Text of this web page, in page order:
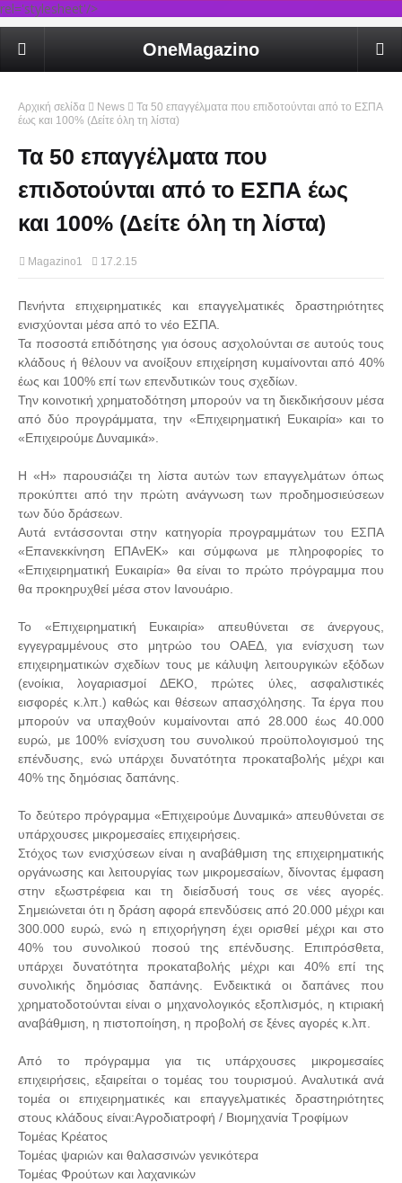
rel='stylesheet'/>
OneMagazino
Αρχική σελίδα News
Τα 50 επαγγέλματα που επιδοτούνται από το ΕΣΠΑ
έως και 100% (Δείτε όλη τη λίστα)
Τα 50 επαγγέλματα που
επιδοτούνται από το ΕΣΠΑ έως
και 100% (Δείτε όλη τη λίστα)
Magazino1 17.2.15
Πενήντα επιχειρηματικές και επαγγελματικές δραστηριότητες
ενισχύονται μέσα από το νέο ΕΣΠΑ.
Τα ποσοστά επιδότησης για όσους ασχολούνται σε αυτούς τους
κλάδους ή θέλουν να ανοίξουν επιχείρηση κυμαίνονται από 40%
έως και 100% επί των επενδυτικών τους σχεδίων.
Την κοινοτική χρηματοδότηση μπορούν να τη διεκδικήσουν μέσα
από δύο προγράμματα, την «Επιχειρηματική Ευκαιρία» και το
«Επιχειρούμε Δυναμικά».
Η «Η» παρουσιάζει τη λίστα αυτών των επαγγελμάτων όπως
προκύπτει από την πρώτη ανάγνωση των προδημοσιεύσεων
των δύο δράσεων.
Αυτά εντάσσονται στην κατηγορία προγραμμάτων του ΕΣΠΑ
«Επανεκκίνηση ΕΠΑνΕΚ» και σύμφωνα με πληροφορίες το
«Επιχειρηματική Ευκαιρία» θα είναι το πρώτο πρόγραμμα που
θα προκηρυχθεί μέσα στον Ιανουάριο.
Το «Επιχειρηματική Ευκαιρία» απευθύνεται σε άνεργους,
εγγεγραμμένους στο μητρώο του ΟΑΕΔ, για ενίσχυση των
επιχειρηματικών σχεδίων τους με κάλυψη λειτουργικών εξόδων
(ενοίκια, λογαριασμοί ΔΕΚΟ, πρώτες ύλες, ασφαλιστικές
εισφορές κ.λπ.) καθώς και θέσεων απασχόλησης. Τα έργα που
μπορούν να υπαχθούν κυμαίνονται από 28.000 έως 40.000
ευρώ, με 100% ενίσχυση του συνολικού προϋπολογισμού της
επένδυσης, ενώ υπάρχει δυνατότητα προκαταβολής μέχρι και
40% της δημόσιας δαπάνης.
Το δεύτερο πρόγραμμα «Επιχειρούμε Δυναμικά» απευθύνεται σε
υπάρχουσες μικρομεσαίες επιχειρήσεις.
Στόχος των ενισχύσεων είναι η αναβάθμιση της επιχειρηματικής
οργάνωσης και λειτουργίας των μικρομεσαίων, δίνοντας έμφαση
στην εξωστρέφεια και τη διείσδυσή τους σε νέες αγορές.
Σημειώνεται ότι η δράση αφορά επενδύσεις από 20.000 μέχρι και
300.000 ευρώ, ενώ η επιχορήγηση έχει ορισθεί μέχρι και στο
40% του συνολικού ποσού της επένδυσης. Επιπρόσθετα,
υπάρχει δυνατότητα προκαταβολής μέχρι και 40% επί της
συνολικής δημόσιας δαπάνης. Ενδεικτικά οι δαπάνες που
χρηματοδοτούνται είναι ο μηχανολογικός εξοπλισμός, η κτιριακή
αναβάθμιση, η πιστοποίηση, η προβολή σε ξένες αγορές κ.λπ.
Από το πρόγραμμα για τις υπάρχουσες μικρομεσαίες
επιχειρήσεις, εξαιρείται ο τομέας του τουρισμού. Αναλυτικά ανά
τομέα οι επιχειρηματικές και επαγγελματικές δραστηριότητες
στους κλάδους είναι:Αγροδιατροφή / Βιομηχανία Τροφίμων
Τομέας Κρέατος
Τομέας ψαριών και θαλασσινών γενικότερα
Τομέας Φρούτων και λαχανικών